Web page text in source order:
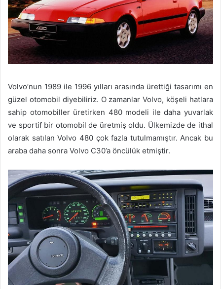
Volvo’nun 1989 ile 1996 yılları arasında ürettiği tasarımı en
güzel otomobil diyebiliriz. O zamanlar Volvo, köşeli hatlara
sahip otomobiller üretirken 480 modeli ile daha yuvarlak
ve sportif bir otomobil de üretmiş oldu. Ülkemizde de ithal
olarak satılan Volvo 480 çok fazla tutulmamıştır. Ancak bu
araba daha sonra Volvo C30’a öncülük etmiştir.